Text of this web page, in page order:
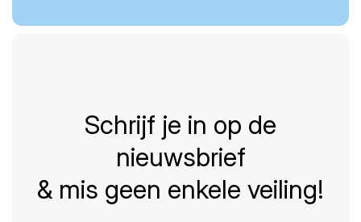
Schrijf je in op de
nieuwsbrief
& mis geen enkele veiling!